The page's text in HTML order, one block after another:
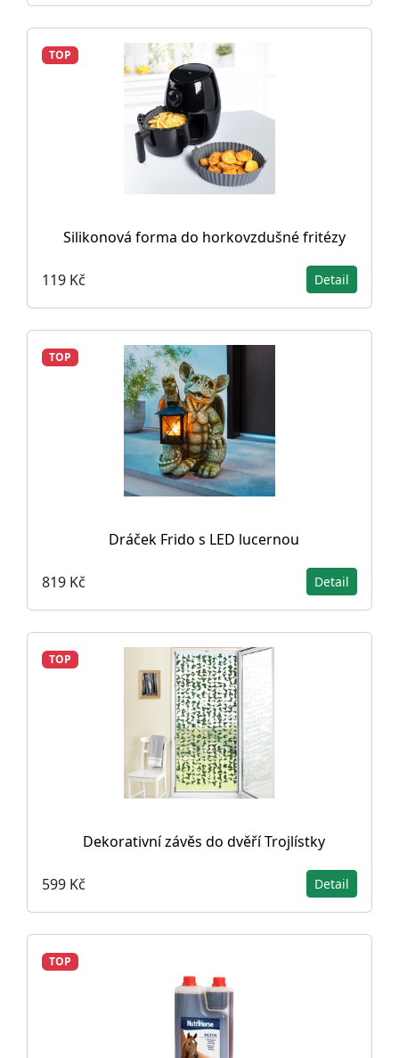
TOP
Silikonová forma do horkovzdušné fritézy
119 Kč Detail
TOP
Dráček Frido s LED lucernou
819 Kč Detail
TOP
Dekorativní závěs do dvěří Trojlístky
599 Kč Detail
TOP